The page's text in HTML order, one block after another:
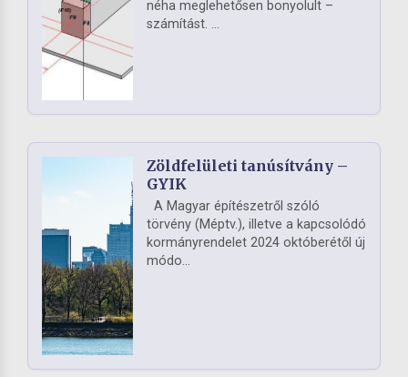
néha meglehetősen bonyolult –
számítást. ...
Zöldfelületi tanúsítvány –
GYIK
A Magyar építészetről szóló
törvény (Méptv.), illetve a kapcsolódó
kormányrendelet 2024 októberétől új
módo...